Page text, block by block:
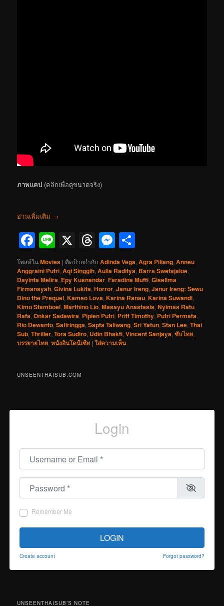
ภาพแคป (คลิกเพื่อดูขนาดจริง)
อ่านเพิ่มเติม →
Facebook
Line
X Threads
Messenger
โพสท์ในMovies | ติดป้ายกำกับ Adinda Vega,Agra Piliang,Anneu
Anggraini Putri,Aqi Singgih,Aulia Raditya, Barra Swetajaloe,
Dayinta Melira, Epy Kusnandar,Faradina Mufti,Gisellma
Firmansyah,Givina Lukita,Horror,Janur Ireng,Janur Ireng: Sewu
Dino the Prequel,Kameo Lova,Karina Ranau,Karina Suwandi,
Kimo Stamboel,Marthino Lio,Masayu Anastasia,Nyimas Ratu
Rafa,Onkar Sadawira, Pipien Putri, Pritt Timothy, Putri Permata,
Rio Dewanto,Safiringga,Sapta Taliwang,Sri Yatun,Stan Lee,Thai
Sub,Thriller,Tora Sudiro, Udin Bhakti,Vincent Sanjaya,ซับไทย,
บรรยายไทย,หนังอินโดนีเซีย |ใส่ความเห็น
UNSEENTHAISUB.COM
Login
Username or Email
Password
Remember Me
LOGIN
Create account Forgot password?
UNSEENTHAISUB’S NOTE